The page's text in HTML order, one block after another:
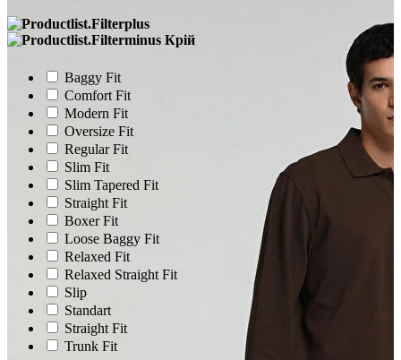
Крій
Baggy Fit
Comfort Fit
Modern Fit
Oversize Fit
Regular Fit
Slim Fit
Slim Tapered Fit
Straight Fit
Boxer Fit
Loose Baggy Fit
Relaxed Fit
Relaxed Straight Fit
Slip
Standart
Straight Fit
Trunk Fit